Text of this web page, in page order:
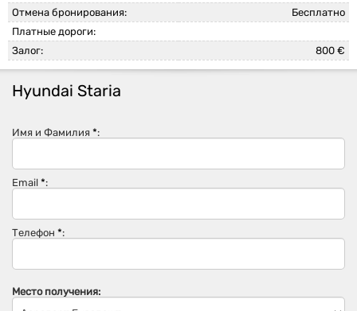
Отмена бронирования:
Бесплатно
Платные дороги:
Залог:
800 €
Hyundai Staria
Имя и Фамилия *:
Email *:
Телефон *:
Место получения: